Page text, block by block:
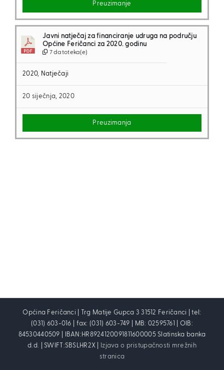
Preuzimanje
Javni natječaj za financiranje udruga na području
Općine Feričanci za 2020. godinu
7 datoteka(e)
2020, Natječaji
20 siječnja, 2020
Preuzimanja
Općina Feričanci | Trg Matije Gupca 3 31512 Feričanci | tel:
(031) 603-016 | fax: (031) 603-749 | MB: 02595761 | OIB:
84530440509 | IBAN:HR8924120091811600005 Slatinska banka
d.d. | SWIFT:SBSLHR2X |
Izjava o pristupačnosti mrežnih
stranica